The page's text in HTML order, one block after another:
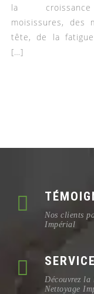
la
moisissures, des
tête, de la
[…]
Nos clients
Impérial
Découvrez la
Nettoyage